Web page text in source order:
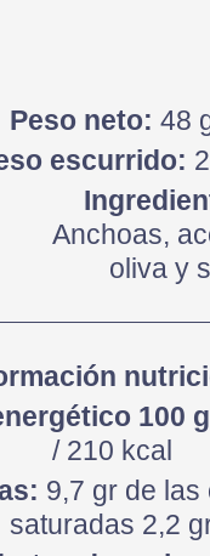
Peso neto: 48
escurrido:
Anchoas,
oliva y
100
/ 210 kcal
9,7 gr de las
saturadas 2,2